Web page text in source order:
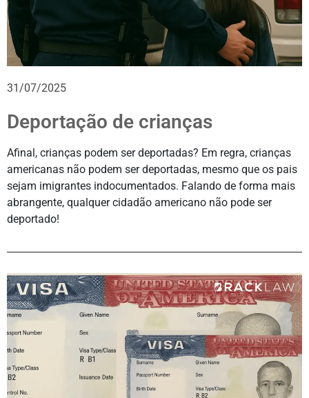
31/07/2025
Deportação de crianças
Afinal, crianças podem ser deportadas? Em regra, crianças
americanas não podem ser deportadas, mesmo que os pais
sejam imigrantes indocumentados. Falando de forma mais
abrangente, qualquer cidadão americano não pode ser
deportado!